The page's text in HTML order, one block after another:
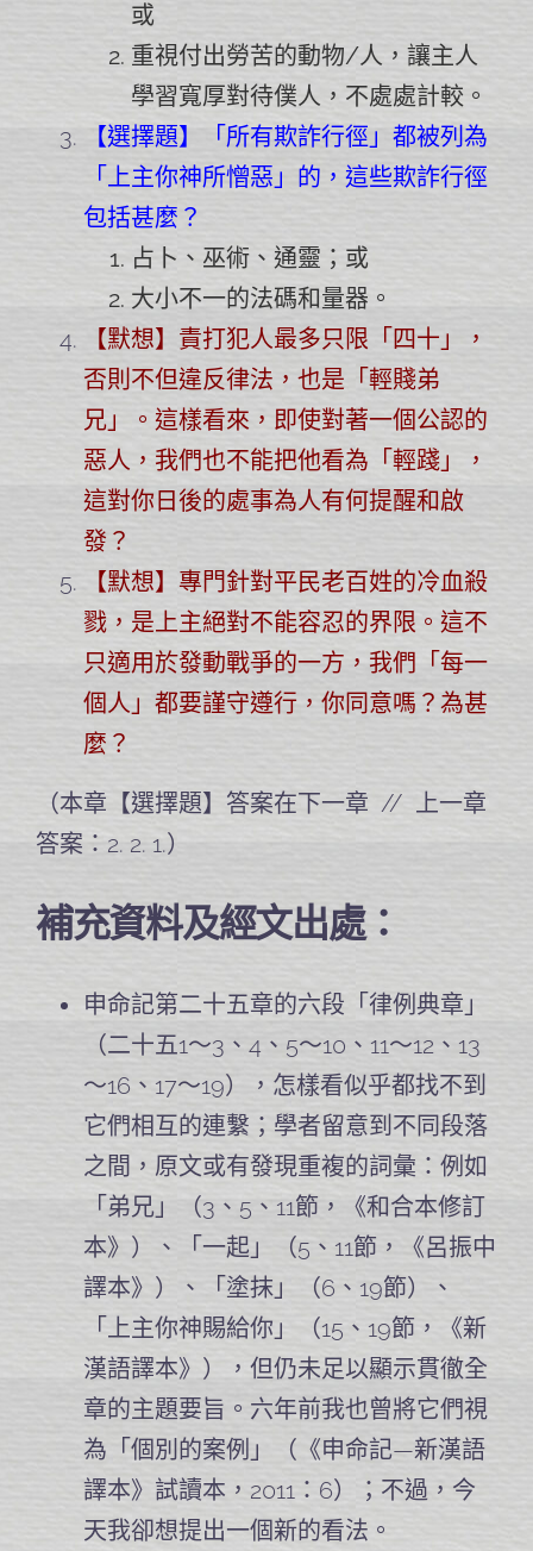
或
重視付出勞苦的動物/人，讓主人
學習寬厚對待僕人，不處處計較。
【選擇題】「所有欺詐行徑」都被列為
「上主你神所憎惡」的，這些欺詐行徑
包括甚麼？
占卜、巫術、通靈；或
大小不一的法碼和量器。
【默想】責打犯人最多只限「四十」，
否則不但違反律法，也是「輕賤弟
兄」。這樣看來，即使對著一個公認的
惡人，我們也不能把他看為「輕踐」，
這對你日後的處事為人有何提醒和啟
發？
【默想】專門針對平民老百姓的冷血殺
戮，是上主絕對不能容忍的界限。這不
只適用於發動戰爭的一方，我們「每一
個人」都要謹守遵行，你同意嗎？為甚
麼？
（本章【選擇題】答案在下一章 // 上一章
答案：2. 2. 1.）
補充資料及經文出處：
申命記第二十五章的六段「律例典章」
（二十五1～3、4、5～10、11～12、13
～16、17～19），怎樣看似乎都找不到
它們相互的連繫；學者留意到不同段落
之間，原文或有發現重複的詞彙：例如
「弟兄」（3、5、11節，《和合本修訂
本》）、「一起」（5、11節，《呂振中
譯本》）、「塗抹」（6、19節）、
「上主你神賜給你」（15、19節，《新
漢語譯本》），但仍未足以顯示貫徹全
章的主題要旨。六年前我也曾將它們視
為「個別的案例」（《申命記—新漢語
譯本》試讀本，2011：6）；不過，今
天我卻想提出一個新的看法。